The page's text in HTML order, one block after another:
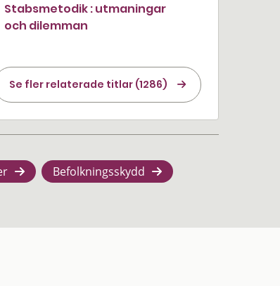
Stabsmetodik : utmaningar
och dilemman
Se fler relaterade titlar (1286)
Befolkningsskydd